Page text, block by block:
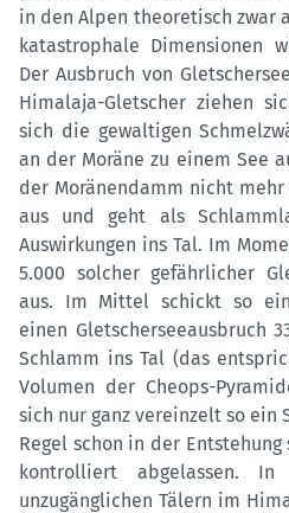
in den Alpen theoretisch zwar
katastrophale Dimensionen
Der Ausbruch von
Himalaja-Gletscher ziehen
sich die gewaltigen
an der Moräne zu einem See
der Moränendamm nicht
aus und geht als
Auswirkungen ins Tal. Im
5.000 solcher gefährlicher
aus. Im Mittel schickt so
einen Gletscherseeausbruch
Schlamm ins Tal (das
Volumen der Cheops-
sich nur ganz vereinzelt so
Regel schon in der
kontrolliert abgelassen.
unzugänglichen Tälern im